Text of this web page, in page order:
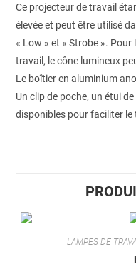
Ce projecteur de travail
élevée et peut être utilisé
« Low » et « Strobe ». Pour
travail, le cône lumineux
Le boîtier en aluminium
Un clip de poche, un étui
disponibles pour faciliter
LAMPES DE